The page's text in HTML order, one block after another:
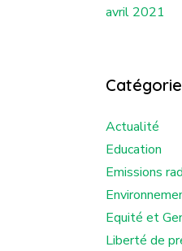
avril 2021
Actualité
Education
Emissions
Equité et
Liberté de